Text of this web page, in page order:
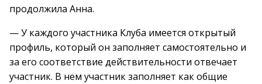
продолжила Анна.
— У каждого участника Клуба имеется открытый
профиль, который он заполняет самостоятельно и
за его соответствие действительности отвечает
участник. В нем участник заполняет как общие